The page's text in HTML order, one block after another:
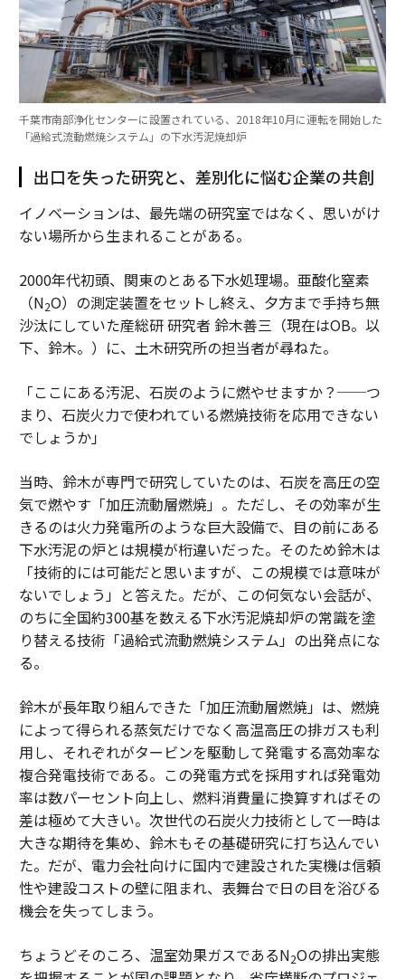
千葉市南部浄化センターに設置されている、2018年10月に運転を開始した
「過給式流動燃焼システム」の下水汚泥焼却炉
出口を失った研究と、差別化に悩む企業の共創
イノベーションは、最先端の研究室ではなく、思いがけ
ない場所から生まれることがある。
2000年代初頭、関東のとある下水処理場。亜酸化窒素
（N2O）の測定装置をセットし終え、夕方まで手持ち無
沙汰にしていた産総研 研究者 鈴木善三（現在はOB。以
下、鈴木。）に、土木研究所の担当者が尋ねた。
「ここにある汚泥、石炭のように燃やせますか？──つ
まり、石炭火力で使われている燃焼技術を応用できない
でしょうか」
当時、鈴木が専門で研究していたのは、石炭を高圧の空
気で燃やす「加圧流動層燃焼」。ただし、その効率が生
きるのは火力発電所のような巨大設備で、目の前にある
下水汚泥の炉とは規模が桁違いだった。そのため鈴木は
「技術的には可能だと思いますが、この規模では意味が
ないでしょう」と答えた。だが、この何気ない会話が、
のちに全国約300基を数える下水汚泥焼却炉の常識を塗
り替える技術「過給式流動燃焼システム」の出発点にな
る。
鈴木が長年取り組んできた「加圧流動層燃焼」は、燃焼
によって得られる蒸気だけでなく高温高圧の排ガスも利
用し、それぞれがタービンを駆動して発電する高効率な
複合発電技術である。この発電方式を採用すれば発電効
率は数パーセント向上し、燃料消費量に換算すればその
差は極めて大きい。次世代の石炭火力技術として一時は
大きな期待を集め、鈴木もその基礎研究に打ち込んでい
た。だが、電力会社向けに国内で建設された実機は信頼
性や建設コストの壁に阻まれ、表舞台で日の目を浴びる
機会を失ってしまう。
ちょうどそのころ、温室効果ガスであるN2Oの排出実態